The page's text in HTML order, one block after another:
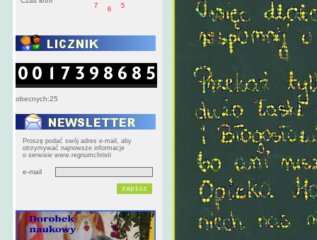
5
6
7
obecnych:25
Proszę podać swój adres e-mail, aby
otrzymywać najnowsze informacje
o serwisie www.regnumchristi
e-mail